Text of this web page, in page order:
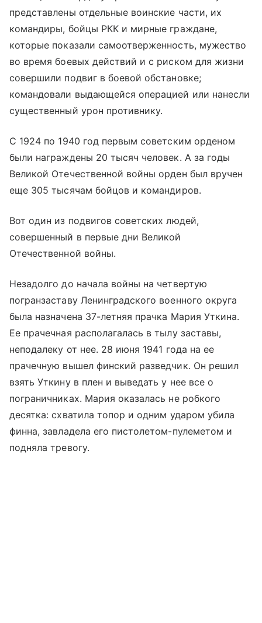
представлены отдельные воинские части, их
командиры, бойцы РКК и мирные граждане,
которые показали самоотверженность, мужество
во время боевых действий и с риском для жизни
совершили подвиг в боевой обстановке;
командовали выдающейся операцией или нанесли
существенный урон противнику.
С 1924 по 1940 год первым советским орденом
были награждены 20 тысяч человек. А за годы
Великой Отечественной войны орден был вручен
еще 305 тысячам бойцов и командиров.
Вот один из подвигов советских людей,
совершенный в первые дни Великой
Отечественной войны.
Незадолго до начала войны на четвертую
погранзаставу Ленинградского военного округа
была назначена 37-летняя прачка Мария Уткина.
Ее прачечная располагалась в тылу заставы,
неподалеку от нее. 28 июня 1941 года на ее
прачечную вышел финский разведчик. Он решил
взять Уткину в плен и выведать у нее все о
пограничниках. Мария оказалась не робкого
десятка: схватила топор и одним ударом убила
финна, завладела его пистолетом-пулеметом и
подняла тревогу.